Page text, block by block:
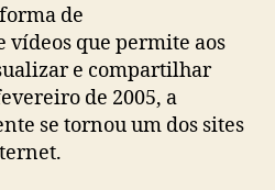
de
que permite aos
e compartilhar
de 2005, a
se tornou um dos sites